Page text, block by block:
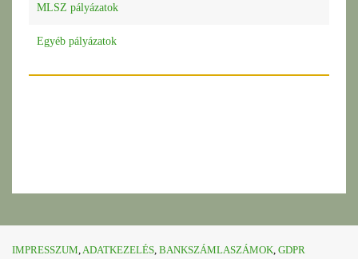
MLSZ pályázatok
Egyéb pályázatok
IMPRESSZUM ADATKEZELÉS BANKSZÁMLASZÁMOK GDPR